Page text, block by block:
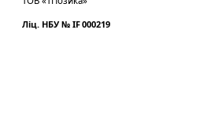
Ліц. НБУ № IF 000219